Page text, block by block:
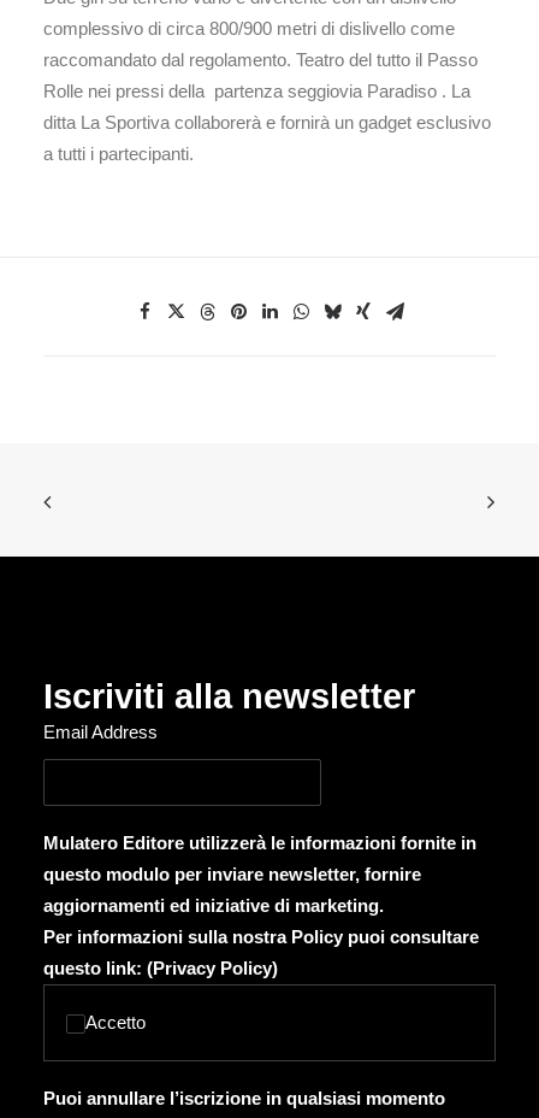
complessivo di circa 800/900 metri di dislivello come
raccomandato dal regolamento. Teatro del tutto il Passo
Rolle nei pressi della partenza seggiovia Paradiso . La
ditta La Sportiva collaborerà e fornirà un gadget esclusivo
a tutti i partecipanti.
Iscriviti alla newsletter
Email Address
Mulatero Editore utilizzerà le informazioni fornite in
questo modulo per inviare newsletter, fornire
aggiornamenti ed iniziative di marketing.
Per informazioni sulla nostra Policy puoi consultare
questo link: (Privacy Policy)
Accetto
Puoi annullare l’iscrizione in qualsiasi momento